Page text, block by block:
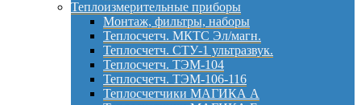
Теплоизмерительные приборы
Монтаж, фильтры, наборы
Теплосчетч. МКТС Эл/магн.
Теплосчетч. СТУ-1 ультразвук.
Теплосчетч. ТЭМ-104
Теплосчетч. ТЭМ-106-116
Теплосчетчики МАГИКА А